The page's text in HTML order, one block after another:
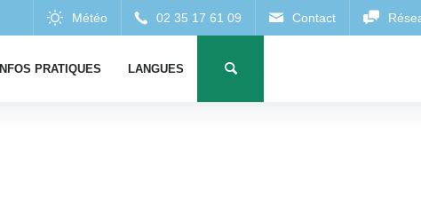
INFOS PRATIQUES LANGUES